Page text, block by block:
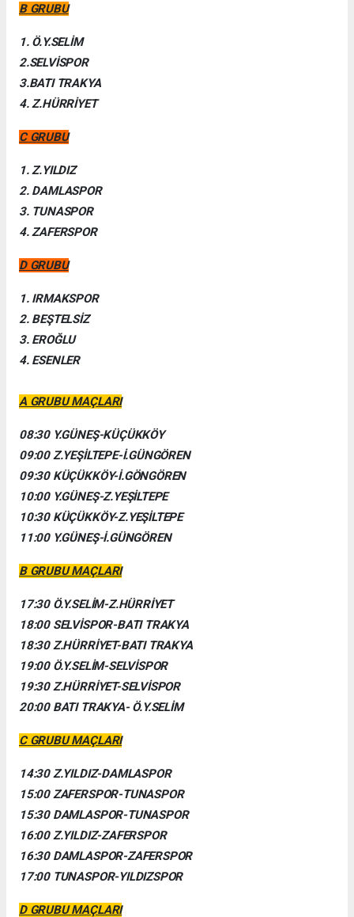
B GRUBU
1. Ö.Y.SELİM
2.SELVİSPOR
3.BATI TRAKYA
4. Z.HÜRRİYET
C GRUBU
1. Z.YILDIZ
2. DAMLASPOR
3. TUNASPOR
4. ZAFERSPOR
D GRUBU
1. IRMAKSPOR
2. BEŞTELSİZ
3. EROĞLU
4. ESENLER
A GRUBU MAÇLARI
08:30 Y.GÜNEŞ-KÜÇÜKKÖY
09:00 Z.YEŞİLTEPE-İ.GÜNGÖREN
09:30 KÜÇÜKKÖY-İ.GÖNGÖREN
10:00 Y.GÜNEŞ-Z.YEŞİLTEPE
10:30 KÜÇÜKKÖY-Z.YEŞİLTEPE
11:00 Y.GÜNEŞ-İ.GÜNGÖREN
B GRUBU MAÇLARI
17:30 Ö.Y.SELİM-Z.HÜRRİYET
18:00 SELVİSPOR-BATI TRAKYA
18:30 Z.HÜRRİYET-BATI TRAKYA
19:00 Ö.Y.SELİM-SELVİSPOR
19:30 Z.HÜRRİYET-SELVİSPOR
20:00 BATI TRAKYA- Ö.Y.SELİM
C GRUBU MAÇLARI
14:30 Z.YILDIZ-DAMLASPOR
15:00 ZAFERSPOR-TUNASPOR
15:30 DAMLASPOR-TUNASPOR
16:00 Z.YILDIZ-ZAFERSPOR
16:30 DAMLASPOR-ZAFERSPOR
17:00 TUNASPOR-YILDIZSPOR
D GRUBU MAÇLARI